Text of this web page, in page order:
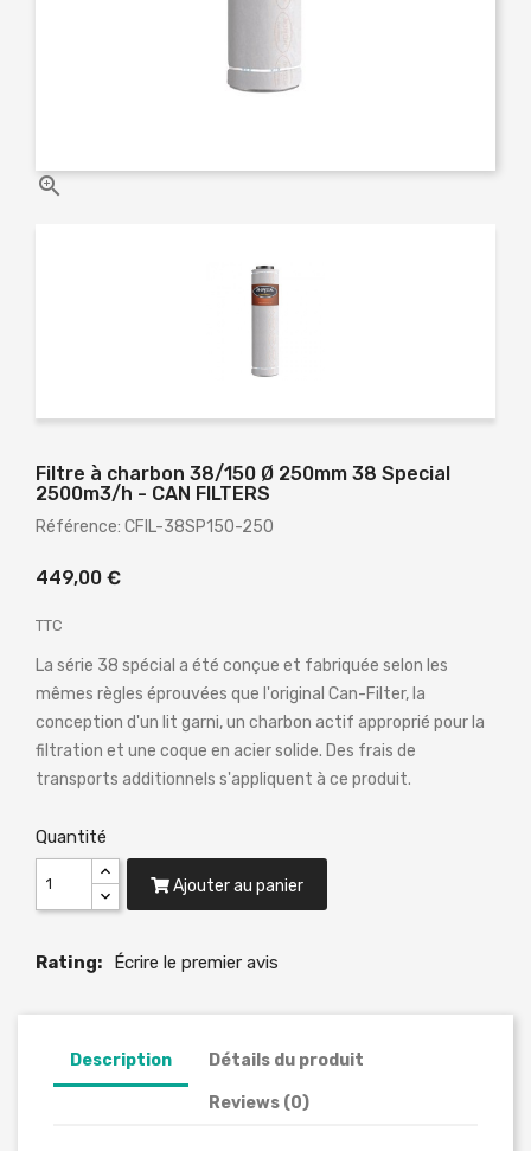

Filtre à charbon 38/150 Ø 250mm 38 Special
2500m3/h - CAN FILTERS
Référence: CFIL-38SP150-250
449,00 €
TTC
La série 38 spécial a été conçue et fabriquée selon les
mêmes règles éprouvées que l'original Can-Filter, la
conception d'un lit garni, un charbon actif approprié pour la
filtration et une coque en acier solide. Des frais de
transports additionnels s'appliquent à ce produit.
Quantité
Ajouter au panier
Rating: Écrire le premier avis
Description Détails du produit
Reviews (0)